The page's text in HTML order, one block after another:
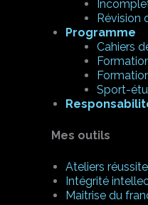
Révision
Programme
Cahiers
Sport-
Mes outils
Ateliers
Intégrité
Maitrise du